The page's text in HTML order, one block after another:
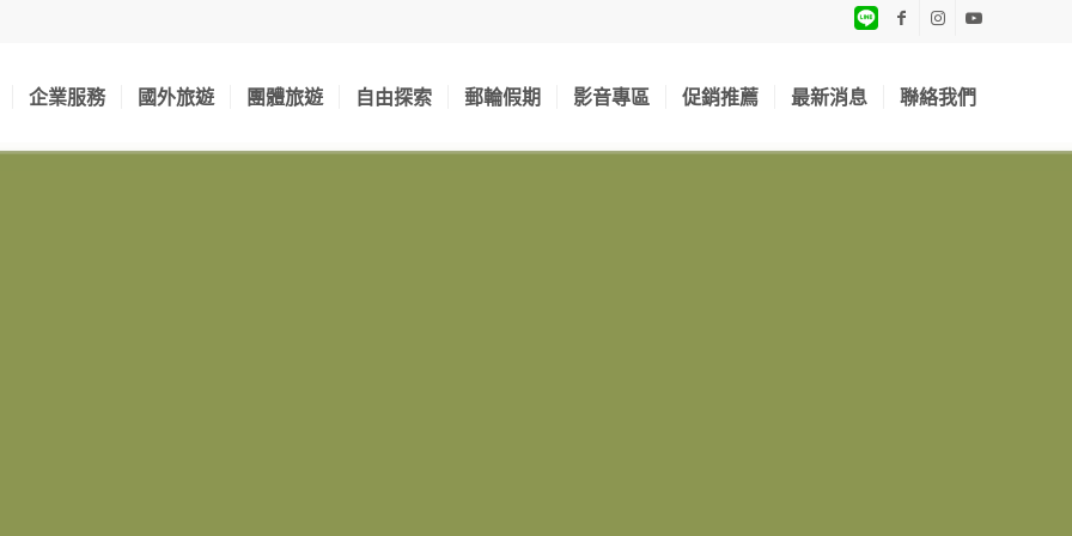
企業服務 國外旅遊 團體旅遊 自由探索 郵輪假期 影音專區 促銷推薦 最新消息 聯絡我們